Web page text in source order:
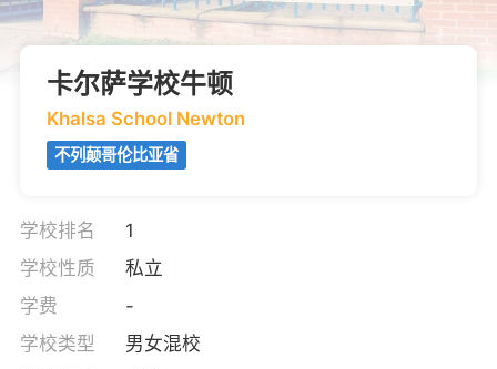
卡尔萨学校牛顿
Khalsa School Newton
不列颠哥伦比亚省
学校排名
1
学校性质
私立
学费
-
学校类型
男女混校